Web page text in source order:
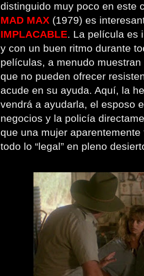
distinguido muy poco en este
MAD MAX (1979) es
IMPLACABLE. La película es
y con un buen ritmo durante
películas, a menudo
que no pueden ofrecer
acude en su ayuda. Aquí, la
vendrá a ayudarla, el esposo
negocios y la policía
que una mujer
todo lo “legal” en pleno